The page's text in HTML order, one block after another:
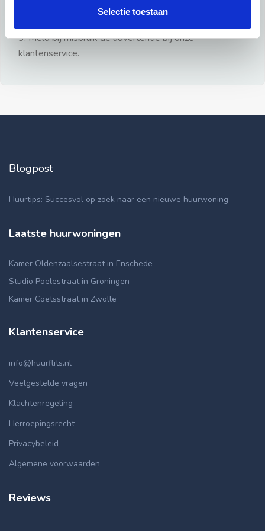
Selectie toestaan
3: Meld bij misbruik de advertentie bij onze
klantenservice.
Blogpost
Huurtips: Succesvol op zoek naar een nieuwe huurwoning
Laatste huurwoningen
Kamer Oldenzaalsestraat in Enschede
Studio Poelestraat in Groningen
Kamer Coetsstraat in Zwolle
Klantenservice
info@huurflits.nl
Veelgestelde vragen
Klachtenregeling
Herroepingsrecht
Privacybeleid
Algemene voorwaarden
Reviews